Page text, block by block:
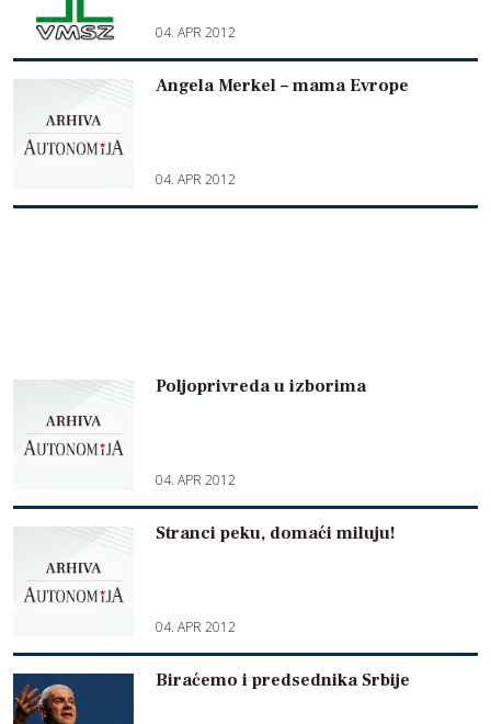
04. APR 2012
Angela Merkel – mama Evrope
04. APR 2012
Poljoprivreda u izborima
04. APR 2012
Stranci peku, domaći miluju!
04. APR 2012
Biraćemo i predsednika Srbije